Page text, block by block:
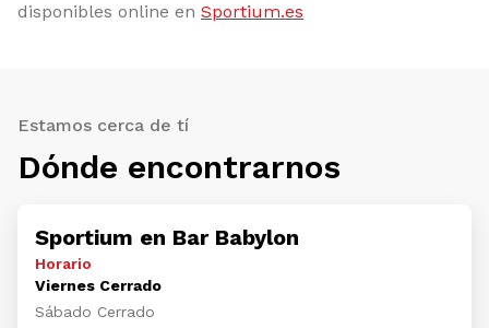
disponibles online en Sportium.es
Estamos cerca de tí
Dónde encontrarnos
Sportium en Bar Babylon
Horario
Viernes Cerrado
Sábado Cerrado